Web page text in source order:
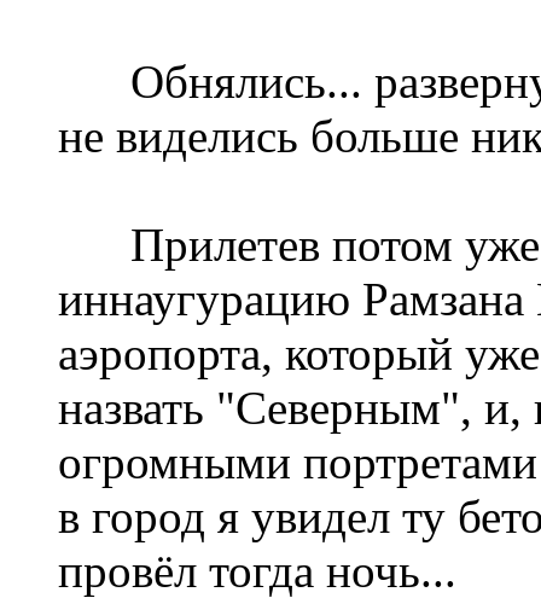
Обнялись...
не виделись больше
Прилетев потом уже
иннаугурацию
аэропорта, который
назвать "Северным", и,
огромными
в город я увидел ту
провёл тогда ночь...